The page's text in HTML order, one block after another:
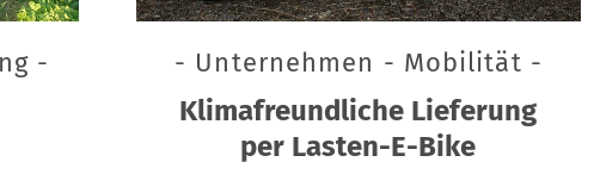
- - Unternehmen - Mobilität -
Klimafreundliche Lieferung
per Lasten-E-Bike